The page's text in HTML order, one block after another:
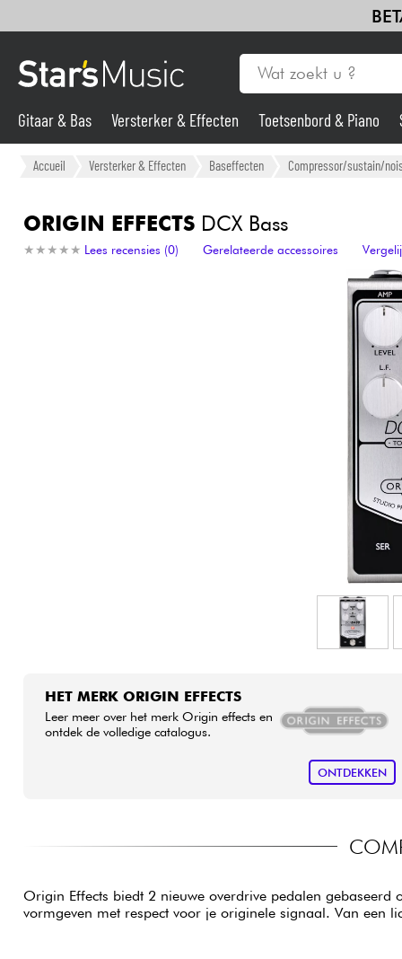
Gitaar & Bas
Synths & samplers
Gitaar & Bas Versterker & Effecten Toetsenbord & Piano
Accueil Versterker & Effecten Baseffecten Compressor/sustain/
ORIGIN EFFECTSDCX Bass
★ ★ ★ ★ ★
★ ★ ★ ★ ★ Lees recensies (0) Gerelateerde accessoires
HET MERK ORIGIN EFFECTS
Leer meer over het merk Origin effects en
ontdek de volledige catalogus.
ONTDEKKEN
Origin Effects biedt 2 nieuwe overdrive pedalen
vormgeven met respect voor je originele signaal. Van een